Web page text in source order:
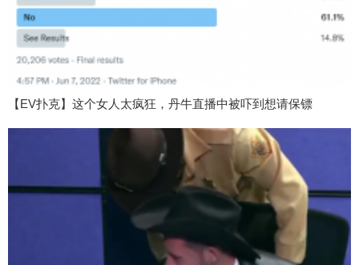
【EV扑克】这个女人太疯狂，丹牛直播中被吓到想请保镖